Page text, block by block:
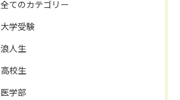
全てのカテゴリー
大学受験
浪人生
高校生
医学部